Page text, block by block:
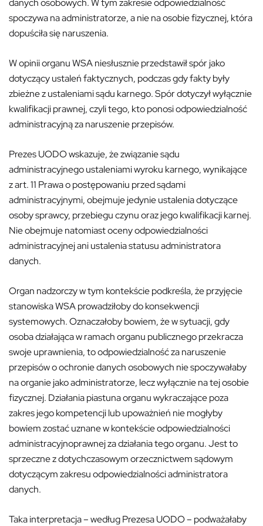
danych osobowych. W tym zakresie odpowiedzialność
spoczywa na administratorze, a nie na osobie fizycznej, która
dopuściła się naruszenia.
W opinii organu WSA niesłusznie przedstawił spór jako
dotyczący ustaleń faktycznych, podczas gdy fakty były
zbieżne z ustaleniami sądu karnego. Spór dotyczył wyłącznie
kwalifikacji prawnej, czyli tego, kto ponosi odpowiedzialność
administracyjną za naruszenie przepisów.
Prezes UODO wskazuje, że związanie sądu
administracyjnego ustaleniami wyroku karnego, wynikające
z art. 11 Prawa o postępowaniu przed sądami
administracyjnymi, obejmuje jedynie ustalenia dotyczące
osoby sprawcy, przebiegu czynu oraz jego kwalifikacji karnej.
Nie obejmuje natomiast oceny odpowiedzialności
administracyjnej ani ustalenia statusu administratora
danych.
Organ nadzorczy w tym kontekście podkreśla, że przyjęcie
stanowiska WSA prowadziłoby do konsekwencji
systemowych. Oznaczałoby bowiem, że w sytuacji, gdy
osoba działająca w ramach organu publicznego przekracza
swoje uprawnienia, to odpowiedzialność za naruszenie
przepisów o ochronie danych osobowych nie spoczywałaby
na organie jako administratorze, lecz wyłącznie na tej osobie
fizycznej. Działania piastuna organu wykraczające poza
zakres jego kompetencji lub upoważnień nie mogłyby
bowiem zostać uznane w kontekście odpowiedzialności
administracyjnoprawnej za działania tego organu. Jest to
sprzeczne z dotychczasowym orzecznictwem sądowym
dotyczącym zakresu odpowiedzialności administratora
danych.
Taka interpretacja – według Prezesa UODO – podważałaby